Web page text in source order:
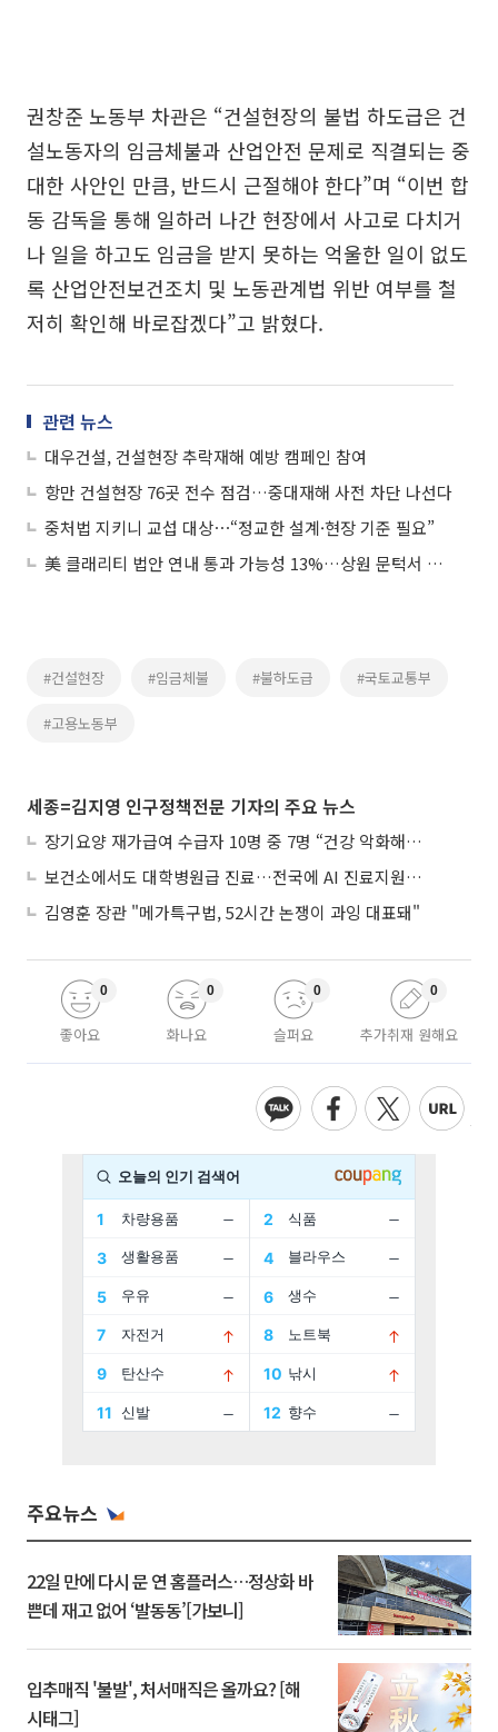
권창준 노동부 차관은 “건설현장의 불법 하도급은 건
설노동자의 임금체불과 산업안전 문제로 직결되는 중
대한 사안인 만큼, 반드시 근절해야 한다”며 “이번 합
동 감독을 통해 일하러 나간 현장에서 사고로 다치거
나 일을 하고도 임금을 받지 못하는 억울한 일이 없도
록 산업안전보건조치 및 노동관계법 위반 여부를 철
저히 확인해 바로잡겠다”고 밝혔다.
관련 뉴스
대우건설, 건설현장 추락재해 예방 캠페인 참여
항만 건설현장 76곳 전수 점검…중대재해 사전 차단 나선다
중처법 지키니 교섭 대상⋯“정교한 설계·현장 기준 필요”
美 클래리티 법안 연내 통과 가능성 13%…상원 문턱서 제동
#건설현장 #임금체불 #불하도급 #국토교통부
#고용노동부
세종=김지영 인구정책전문 기자의 주요 뉴스
장기요양 재가급여 수급자 10명 중 7명 “건강 악화해도 집에서”
보건소에서도 대학병원급 진료…전국에 AI 진료지원도구 보급
김영훈 장관 "메가특구법, 52시간 논쟁이 과잉 대표돼"
좋아요
0
화나요
0
슬퍼요
0
추가취재 원해요
0
주요뉴스
22일 만에 다시 문 연 홈플러스…정상화 바
쁜데 재고 없어 ‘발동동’[가보니]
입추매직 '불발', 처서매직은 올까요? [해
시태그]